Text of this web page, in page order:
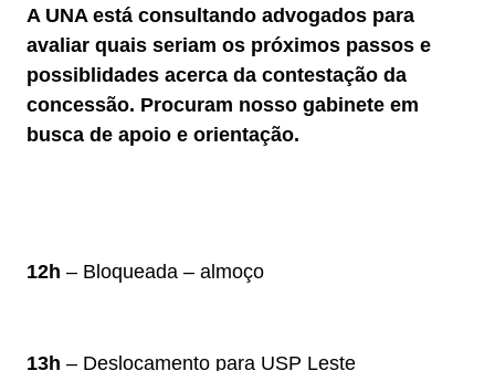
A UNA está consultando advogados para
avaliar quais seriam os próximos passos e
possiblidades acerca da contestação da
concessão. Procuram nosso gabinete em
busca de apoio e orientação.
12h – Bloqueada – almoço
13h – Deslocamento para USP Leste